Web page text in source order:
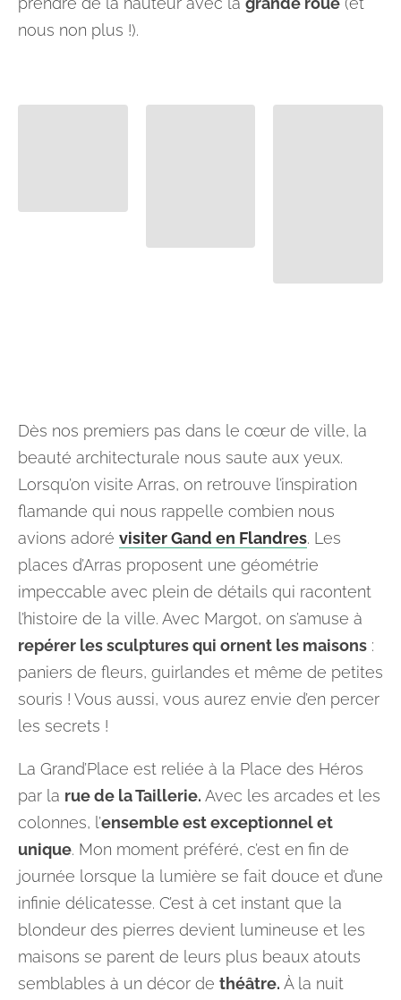
nous non plus !).
Dès nos premiers pas dans le cœur de ville, la
beauté architecturale nous saute aux yeux.
Lorsqu’on visite Arras, on retrouve l’inspiration
flamande qui nous rappelle combien nous
avions adoré visiter Gand en Flandres. Les
places d’Arras proposent une géométrie
impeccable avec plein de détails qui racontent
l’histoire de la ville. Avec Margot, on s’amuse à
repérer les sculptures qui ornent les maisons :
paniers de fleurs, guirlandes et même de petites
souris ! Vous aussi, vous aurez envie d’en percer
les secrets !
La Grand’Place est reliée à la Place des Héros
par la rue de la Taillerie. Avec les arcades et les
colonnes, l’ensemble est exceptionnel et
unique. Mon moment préféré, c’est en fin de
journée lorsque la lumière se fait douce et d’une
infinie délicatesse. C’est à cet instant que la
blondeur des pierres devient lumineuse et les
maisons se parent de leurs plus beaux atouts
semblables à un décor de théâtre. À la nuit